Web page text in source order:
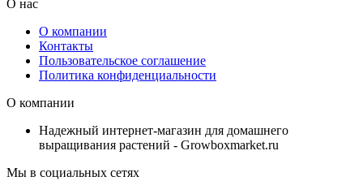
О нас
О компании
Контакты
Пользовательское соглашение
Политика конфиденциальности
О компании
Надежный интернет-магазин для домашнего
выращивания растений - Growboxmarket.ru
Мы в социальных сетях